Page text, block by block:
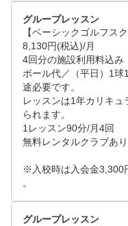
※ボール代は別途か
球11円）
※4ヶ月目以降は通常
※当スクールは月単
初回来場日は第一週
くことを推奨してお
手続き上はどのタイ
4回来場できないケー
グループレッスン
【ベーシックゴルフス
8,130円(税込)/月
4回分の施設利用料込み
ボール代／（平日）1球
途必要です。
レッスンは1年カリキ
られます。
1レッスン90分/月4回
無料レンタルクラブあり
※入校時は入会金3,300
。
グループレッスン